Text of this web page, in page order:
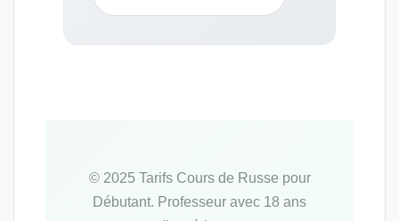
© 2025 Tarifs Cours de Russe pour
Débutant. Professeur avec 18 ans